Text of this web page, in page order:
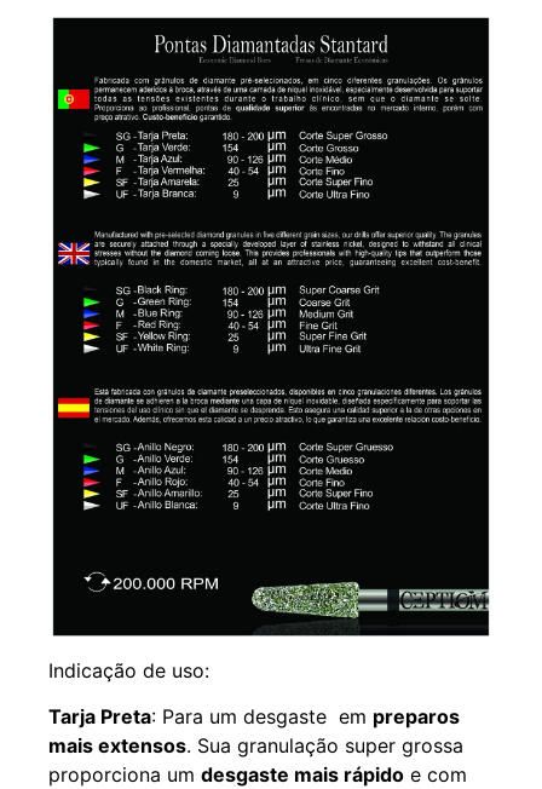
Indicação de uso:
Tarja Preta: Para um desgaste em preparos
mais extensos. Sua granulação super grossa
proporciona um desgaste mais rápido e com